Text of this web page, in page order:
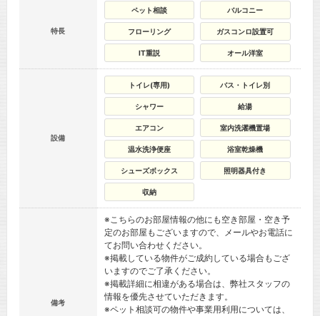
特長
ペット相談 バルコニー
フローリング ガスコンロ設置可
IT重説 オール洋室
設備
トイレ(専用) バス・トイレ別
シャワー 給湯
エアコン 室内洗濯機置場
温水洗浄便座 浴室乾燥機
シューズボックス 照明器具付き
収納
備考
※こちらのお部屋情報の他にも空き部屋・空き予
定のお部屋もございますので、メールやお電話に
てお問い合わせください。
※掲載している物件がご成約している場合もござ
いますのでご了承ください。
※掲載詳細に相違がある場合は、弊社スタッフの
情報を優先させていただきます。
※ペット相談可の物件や事業用利用については、